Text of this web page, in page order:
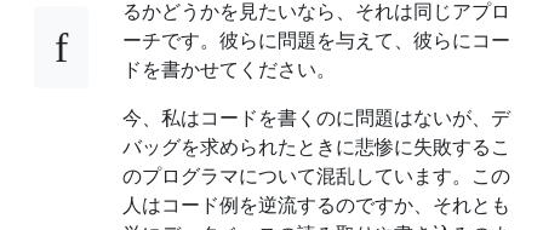
るかどうかを見たいなら、それは同じアプロ
ーチです。彼らに問題を与えて、彼らにコー
ドを書かせてください。
今、私はコードを書くのに問題はないが、デ
バッグを求められたときに悲惨に失敗するこ
のプログラマについて混乱しています。この
人はコード例を逆流するのですか、それとも